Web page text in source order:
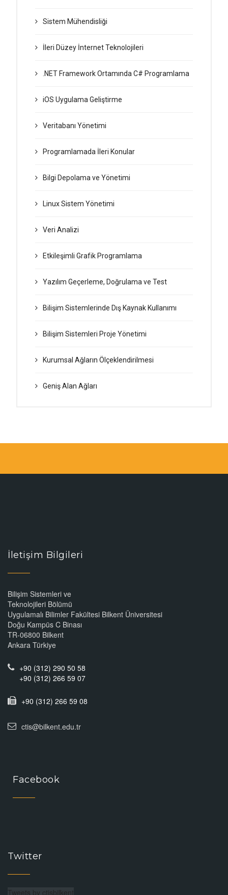
Sistem Mühendisliği
İleri Düzey İnternet Teknolojileri
.NET Framework Ortamında C# Programlama
iOS Uygulama Geliştirme
Veritabanı Yönetimi
Programlamada İleri Konular
Bilgi Depolama ve Yönetimi
Linux Sistem Yönetimi
Veri Analizi
Etkileşimli Grafik Programlama
Yazılım Geçerleme, Doğrulama ve Test
Bilişim Sistemlerinde Dış Kaynak Kullanımı
Bilişim Sistemleri Proje Yönetimi
Kurumsal Ağların Ölçeklendirilmesi
Geniş Alan Ağları
İletişim Bilgileri
Bilişim Sistemleri ve
Teknolojileri Bölümü
Uygulamalı Bilimler Fakültesi Bilkent Üniversitesi
Doğu Kampüs C Binası
TR-06800 Bilkent
Ankara Türkiye
+90 (312) 290 50 58
+90 (312) 266 59 07
+90 (312) 266 59 08
ctis@bilkent.edu.tr
Facebook
Twitter
Tweets by ctisbilkent